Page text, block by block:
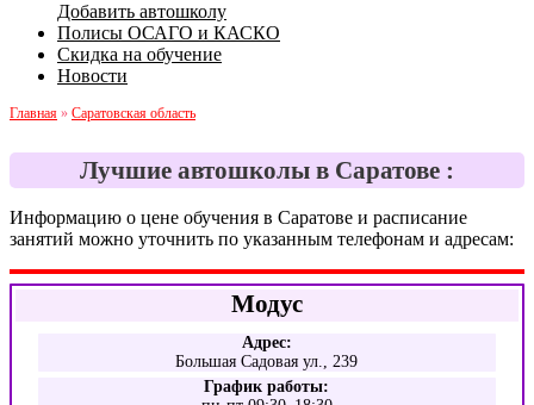
Добавить автошколу
Полисы ОСАГО и КАСКО
Скидка на обучение
Новости
Главная » Саратовская область
Лучшие автошколы в Саратове :
Информацию о цене обучения в Саратове и расписание
занятий можно уточнить по указанным телефонам и адресам:
Модус
Адрес:
Большая Садовая ул., 239
График работы: